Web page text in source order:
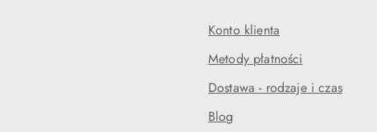
Konto klienta
Metody płatności
Dostawa - rodzaje i czas
Blog